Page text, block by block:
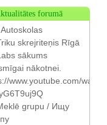
forumā
Autoskolas
skrejriteņis Rīgā
sākums
nākotnei.
www.youtube.com/watch?
grupu / Ищу